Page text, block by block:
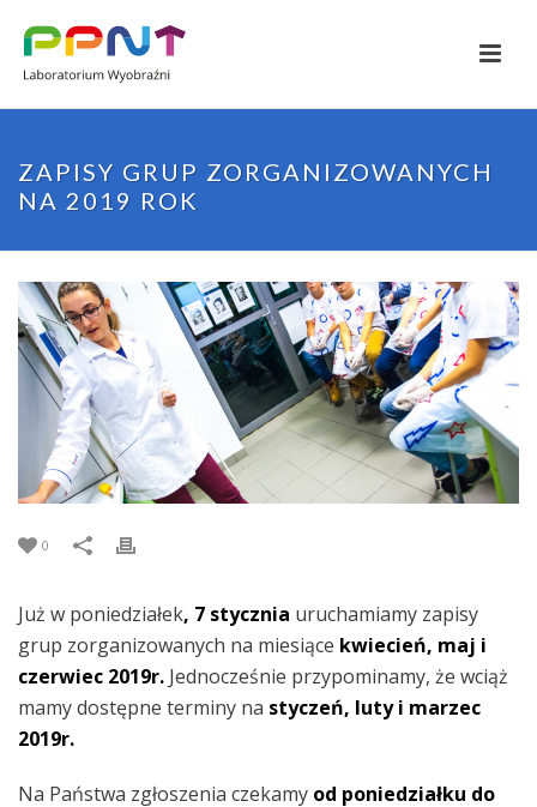
ZAPISY GRUP ZORGANIZOWANYCH
NA 2019 ROK
0
Już w poniedziałek, 7 stycznia uruchamiamy zapisy
grup zorganizowanych na miesiące kwiecień, maj i
czerwiec 2019r. Jednocześnie przypominamy, że wciąż
mamy dostępne terminy na styczeń, luty i marzec
2019r.
Na Państwa zgłoszenia czekamy od poniedziałku do